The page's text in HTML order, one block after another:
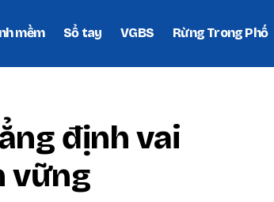
mềm Sổ tay VGBS Rừng Trong Phố
định vai
vững